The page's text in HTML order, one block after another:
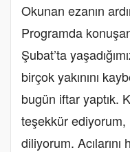
Okunan ezanın
Programda
Şubat’ta
birçok yakınını
bugün iftar yaptık.
teşekkür ediyorum,
diliyorum.